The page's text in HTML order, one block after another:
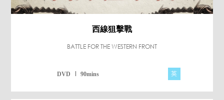
西線狙擊戰
BATTLE FOR THE WESTERN FRONT
DVD 90mins 英